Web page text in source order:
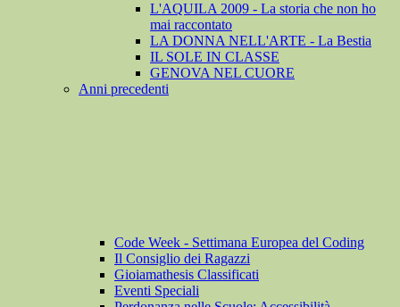
L'AQUILA 2009 - La storia che non ho
mai raccontato
LA DONNA NELL'ARTE - La Bestia
IL SOLE IN CLASSE
GENOVA NEL CUORE
Anni precedenti
Code Week - Settimana Europea del Coding
Il Consiglio dei Ragazzi
Gioiamathesis Classificati
Eventi Speciali